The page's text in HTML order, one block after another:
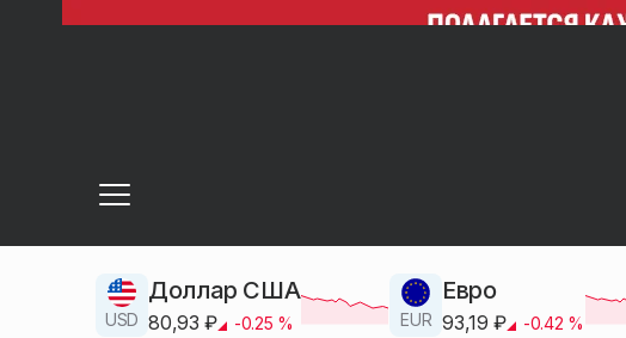
USD
Доллар США
80,93 ₽ -0.25 % EUR
Евро
93,19 ₽ -0.42 %